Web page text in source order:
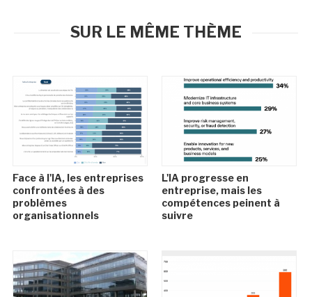
SUR LE MÊME THÈME
Face à l'IA, les entreprises
confrontées à des
problèmes
organisationnels
L'IA progresse en
entreprise, mais les
compétences peinent à
suivre